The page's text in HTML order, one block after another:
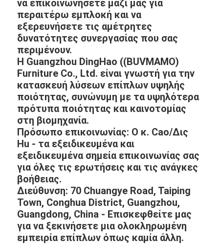
να επικοινωνήσετε μαζί μας για
περαιτέρω εμπλοκή και να
εξερευνήσετε τις αμέτρητες
δυνατότητες συνεργασίας που σας
περιμένουν.
Η Guangzhou DingHao ((BUVMAMO)
Furniture Co., Ltd. είναι γνωστή για την
κατασκευή λύσεων επίπλων υψηλής
ποιότητας, συνώνυμη με τα υψηλότερα
πρότυπα ποιότητας και καινοτομίας
στη βιομηχανία.
Πρόσωπο επικοινωνίας: Ο κ. Cao/Δις
Hu - τα εξειδικευμένα και
εξειδικευμένα σημεία επικοινωνίας σας
για όλες τις ερωτήσεις και τις ανάγκες
βοήθειας.
Διεύθυνση: 70 Chuangye Road, Taiping
Town, Conghua District, Guangzhou,
Guangdong, China - Επισκεφθείτε μας
για να ξεκινήσετε μια ολοκληρωμένη
εμπειρία επίπλων όπως καμία άλλη.